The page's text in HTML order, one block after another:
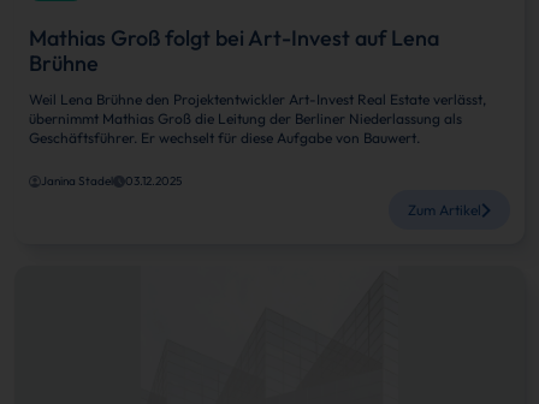
Mathias Groß folgt bei Art-Invest auf Lena
Brühne
Weil Lena Brühne den Projektentwickler Art-Invest Real Estate verlässt,
übernimmt Mathias Groß die Leitung der Berliner Niederlassung als
Geschäftsführer. Er wechselt für diese Aufgabe von Bauwert.
Janina Stadel 03.12.2025
Zum Artikel